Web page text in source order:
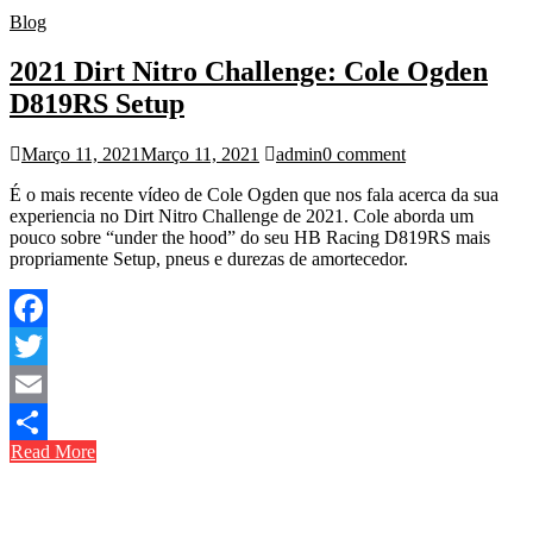
Blog
2021 Dirt Nitro Challenge: Cole Ogden
D819RS Setup
Março 11, 2021Março 11, 2021 admin0 comment
É o mais recente vídeo de Cole Ogden que nos fala acerca da sua
experiencia no Dirt Nitro Challenge de 2021. Cole aborda um
pouco sobre “under the hood” do seu HB Racing D819RS mais
propriamente Setup, pneus e durezas de amortecedor.
Facebook
Twitter
Email
Share
Read More